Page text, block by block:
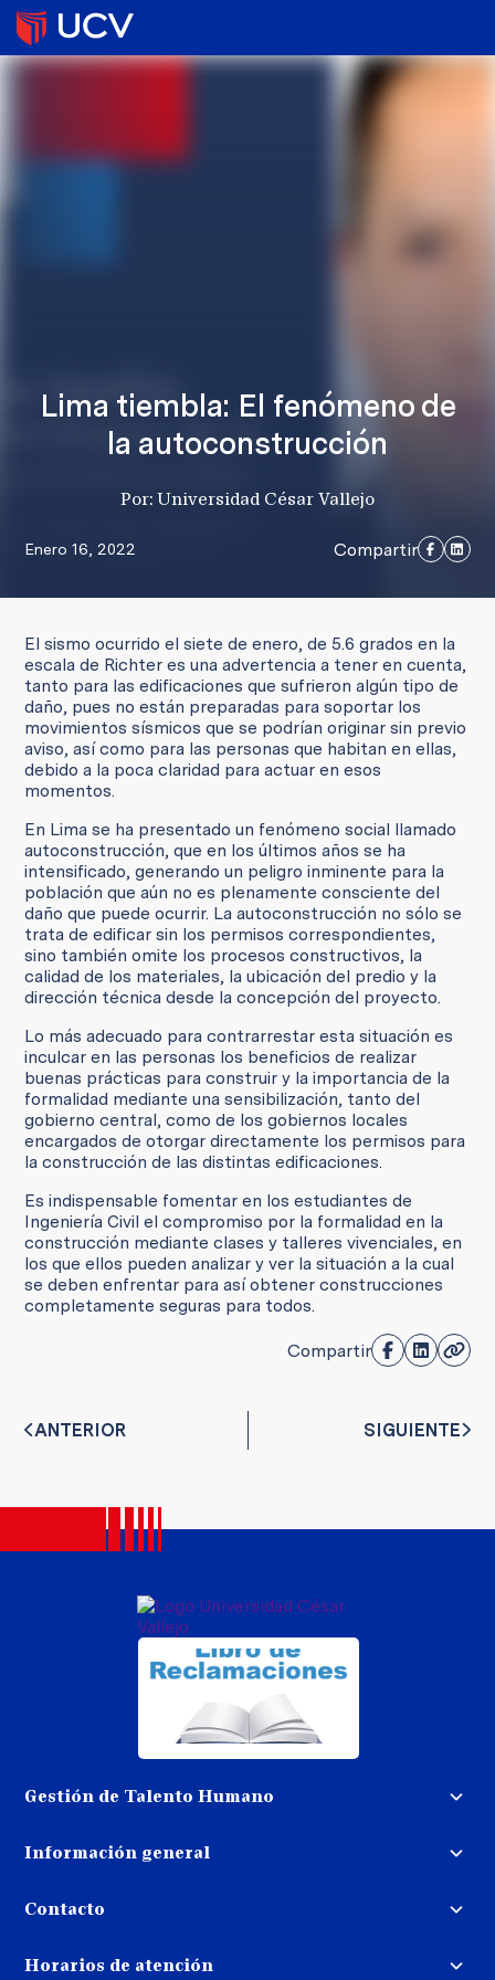
Lima tiembla: El fenómeno de
la autoconstrucción
Por: Universidad César Vallejo
Enero 16, 2022 Compartir
El sismo ocurrido el siete de enero, de 5.6 grados en la
escala de Richter es una advertencia a tener en cuenta,
tanto para las edificaciones que sufrieron algún tipo de
daño, pues no están preparadas para soportar los
movimientos sísmicos que se podrían originar sin previo
aviso, así como para las personas que habitan en ellas,
debido a la poca claridad para actuar en esos
momentos.
En Lima se ha presentado un fenómeno social llamado
autoconstrucción, que en los últimos años se ha
intensificado, generando un peligro inminente para la
población que aún no es plenamente consciente del
daño que puede ocurrir. La autoconstrucción no sólo se
trata de edificar sin los permisos correspondientes,
sino también omite los procesos constructivos, la
calidad de los materiales, la ubicación del predio y la
dirección técnica desde la concepción del proyecto.
Lo más adecuado para contrarrestar esta situación es
inculcar en las personas los beneficios de realizar
buenas prácticas para construir y la importancia de la
formalidad mediante una sensibilización, tanto del
gobierno central, como de los gobiernos locales
encargados de otorgar directamente los permisos para
la construcción de las distintas edificaciones.
Es indispensable fomentar en los estudiantes de
Ingeniería Civil el compromiso por la formalidad en la
construcción mediante clases y talleres vivenciales, en
los que ellos pueden analizar y ver la situación a la cual
se deben enfrentar para así obtener construcciones
completamente seguras para todos.
Compartir
ANTERIOR SIGUIENTE
Gestión de Talento Humano
Trabaja con nosotros
Información general
dinero
Libro de reclamaciones
Contacto
llamando al:
Horarios de atención